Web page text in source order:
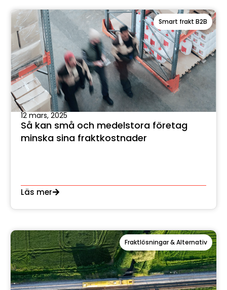
Smart frakt B2B
12 mars, 2025
Så kan små och medelstora företag
minska sina fraktkostnader
Läs mer
Fraktlösningar & Alternativ